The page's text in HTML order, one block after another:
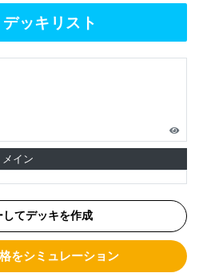
デッキリスト
メイン
してデッキを作成
をシミュレーション